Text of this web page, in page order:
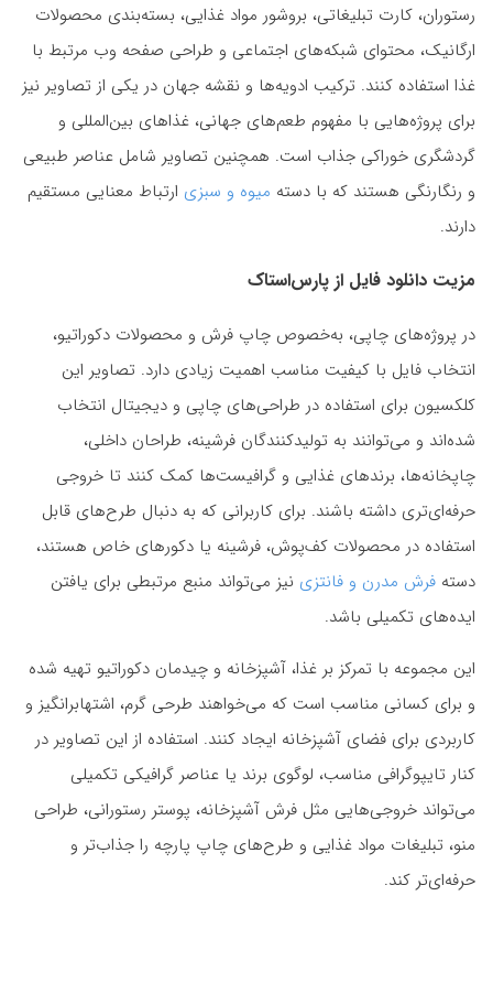
رستوران، کارت تبلیغاتی، بروشور مواد غذایی، بسته‌بندی محصولات
ارگانیک، محتوای شبکه‌های اجتماعی و طراحی صفحه وب مرتبط با
غذا استفاده کنند. ترکیب ادویه‌ها و نقشه جهان در یکی از تصاویر نیز
برای پروژه‌هایی با مفهوم طعم‌های جهانی، غذاهای بین‌المللی و
گردشگری خوراکی جذاب است. همچنین تصاویر شامل عناصر طبیعی
و رنگارنگی هستند که با دسته میوه و سبزی ارتباط معنایی مستقیم
دارند.
مزیت دانلود فایل از پارس‌استاک
در پروژه‌های چاپی، به‌خصوص چاپ فرش و محصولات دکوراتیو،
انتخاب فایل با کیفیت مناسب اهمیت زیادی دارد. تصاویر این
کلکسیون برای استفاده در طراحی‌های چاپی و دیجیتال انتخاب
شده‌اند و می‌توانند به تولیدکنندگان فرشینه، طراحان داخلی،
چاپخانه‌ها، برندهای غذایی و گرافیست‌ها کمک کنند تا خروجی
حرفه‌ای‌تری داشته باشند. برای کاربرانی که به دنبال طرح‌های قابل
استفاده در محصولات کف‌پوش، فرشینه یا دکورهای خاص هستند،
دسته فرش مدرن و فانتزی نیز می‌تواند منبع مرتبطی برای یافتن
ایده‌های تکمیلی باشد.
این مجموعه با تمرکز بر غذا، آشپزخانه و چیدمان دکوراتیو تهیه شده
و برای کسانی مناسب است که می‌خواهند طرحی گرم، اشتهابرانگیز و
کاربردی برای فضای آشپزخانه ایجاد کنند. استفاده از این تصاویر در
کنار تایپوگرافی مناسب، لوگوی برند یا عناصر گرافیکی تکمیلی
می‌تواند خروجی‌هایی مثل فرش آشپزخانه، پوستر رستورانی، طراحی
منو، تبلیغات مواد غذایی و طرح‌های چاپ پارچه را جذاب‌تر و
حرفه‌ای‌تر کند.